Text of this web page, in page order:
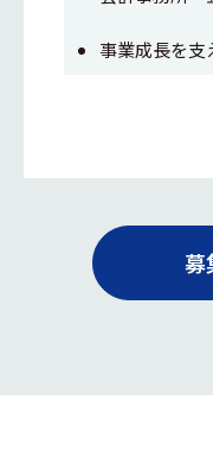
事業成長を支
募